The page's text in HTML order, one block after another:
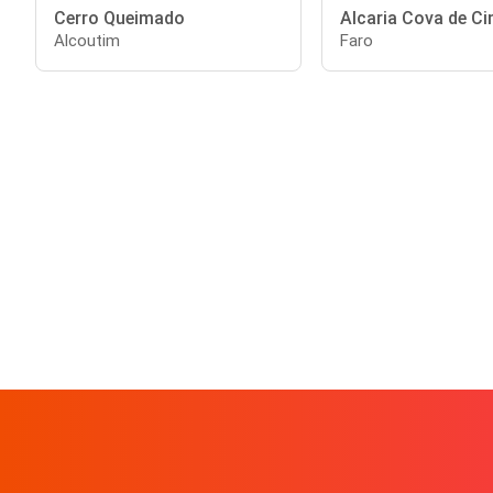
Cerro Queimado
Alcoutim
Alcaria Cova de
Faro